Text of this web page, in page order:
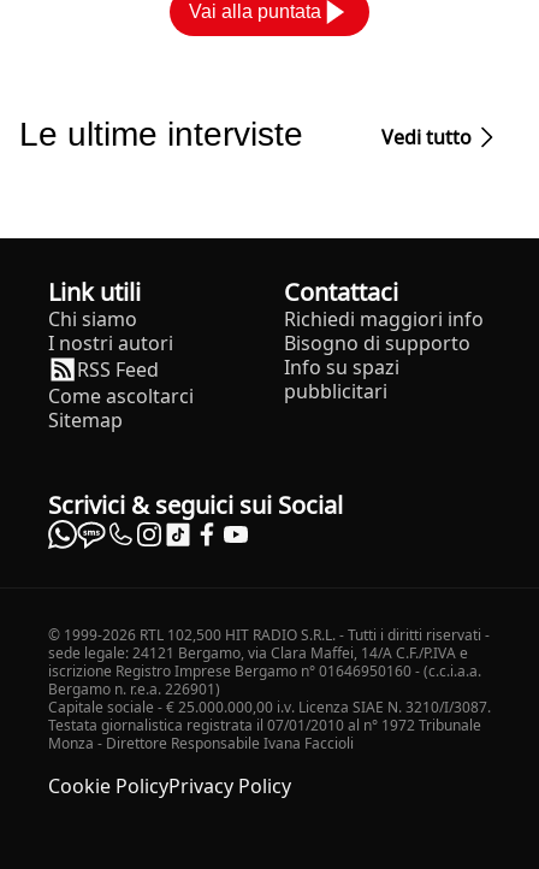
Vai alla puntata
Le ultime interviste Vedi tutto
Link utili
Chi siamo
I nostri autori
RSS Feed
Come ascoltarci
Sitemap
Contattaci
Richiedi maggiori info
Bisogno di supporto
Info su spazi
pubblicitari
Scrivici & seguici sui Social
© 1999-2026 RTL 102,500 HIT RADIO S.R.L. - Tutti i diritti riservati -
sede legale: 24121 Bergamo, via Clara Maffei, 14/A C.F./P.IVA e
iscrizione Registro Imprese Bergamo n° 01646950160 - (c.c.i.a.a.
Bergamo n. r.e.a. 226901)
Capitale sociale - € 25.000.000,00 i.v. Licenza SIAE N. 3210/I/3087.
Testata giornalistica registrata il 07/01/2010 al n° 1972 Tribunale
Monza - Direttore Responsabile Ivana Faccioli
Cookie PolicyPrivacy Policy